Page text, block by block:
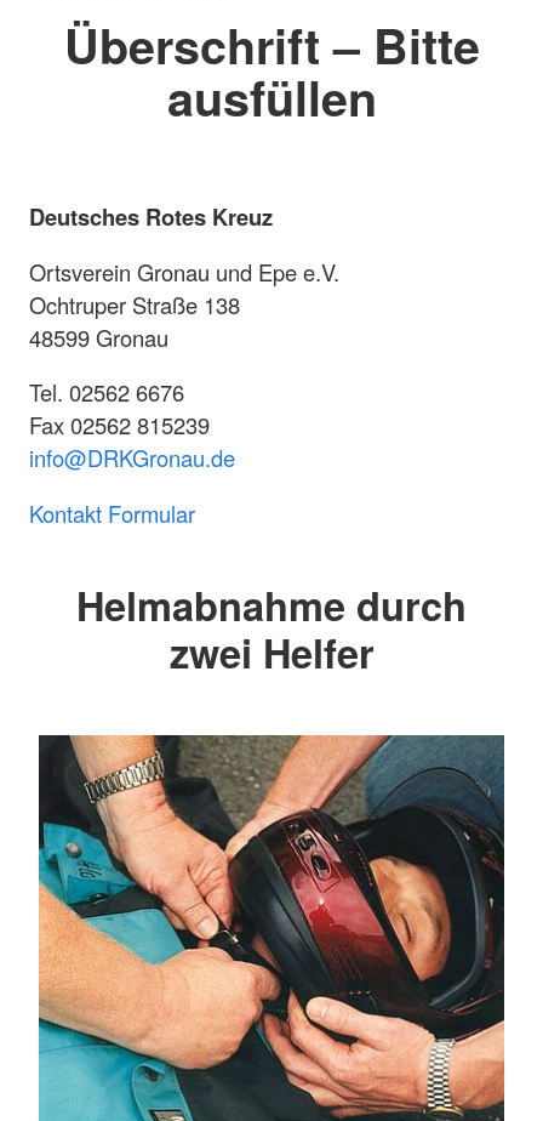
Überschrift – Bitte
ausfüllen
Deutsches Rotes Kreuz
Ortsverein Gronau und Epe e.V.
Ochtruper Straße 138
48599 Gronau
Tel. 02562 6676
Fax 02562 815239
info@DRKGronau.de
Kontakt Formular
Helmabnahme durch
zwei Helfer